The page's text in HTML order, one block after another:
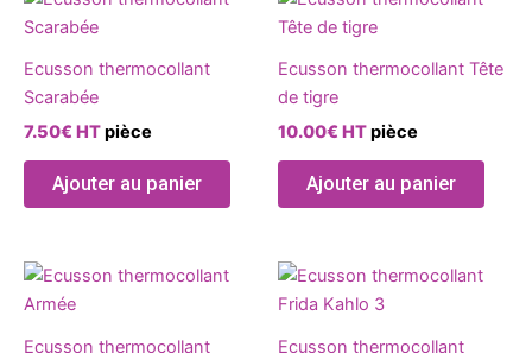
Ecusson thermocollant
Scarabée
7.50€HTpièce
Ajouter au panier
Ecusson thermocollant Tête
de tigre
10.00€HTpièce
Ajouter au panier
Ecusson thermocollant
Ecusson thermocollant